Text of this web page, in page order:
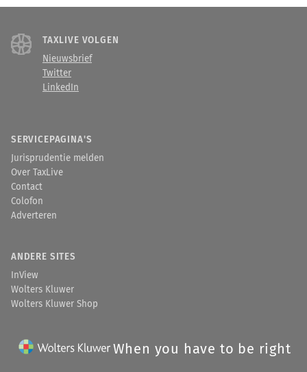
TAXLIVE VOLGEN
Nieuwsbrief
Twitter
LinkedIn
SERVICEPAGINA'S
Jurisprudentie melden
Over TaxLive
Contact
Colofon
Adverteren
ANDERE SITES
InView
Wolters Kluwer
Wolters Kluwer Shop
When you have to be right